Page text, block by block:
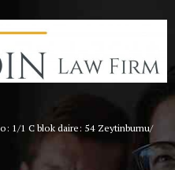
1/1 C blok daire: 54 Zeytinburnu/